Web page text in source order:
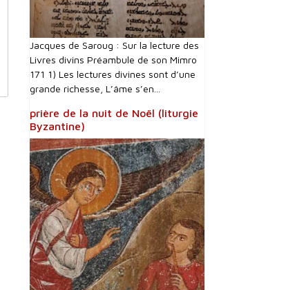
Jacques de Saroug : Sur la lecture des
Livres divins Préambule de son Mimro
171 1) Les lectures divines sont d’une
grande richesse, L’âme s’en...
prière de la nuit de Noël (liturgie
Byzantine)